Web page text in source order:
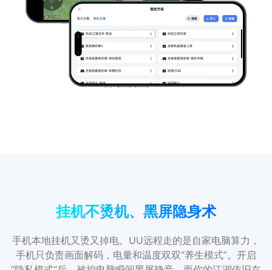
挂机不烫机、黑屏隐身术
手机本地挂机又烫又掉电。UU远程走的是自家电脑算力，
手机只负责画面解码，电量和温度双双“养生模式”。开启